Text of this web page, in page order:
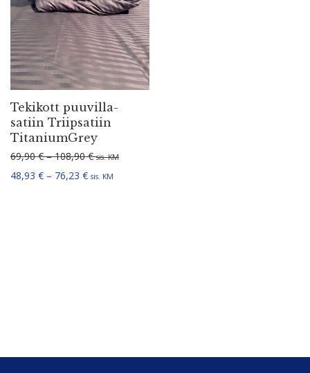
Tekikott puuvil­la­
satiin Triip­satiin
TitaniumGrey
69,90€ – 108,90€Hinnavahemik: 69,90 € kuni 108,90 €
sis. KM
48,93 € – 76,23 €Hinnavahemik: 48,93 € kuni 76,23 €
sis. KM